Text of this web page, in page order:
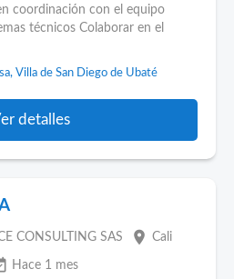
coordinación con el equipo
técnicos Colaborar en el
Villa de San Diego de Ubaté
detalles
CONSULTING SAS place Cali
Hace 1 mes